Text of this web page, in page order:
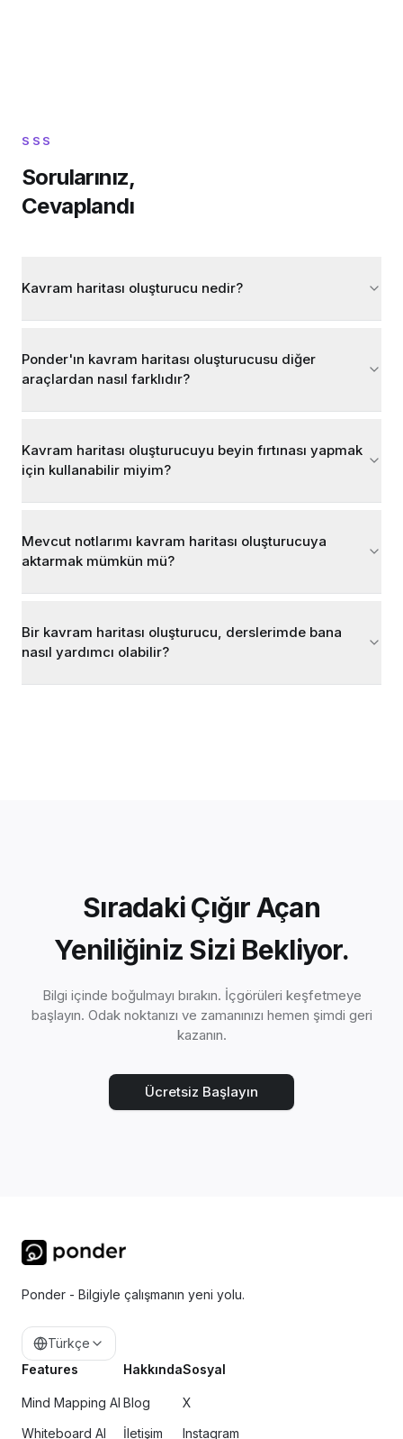
SSS
Sorularınız,
Cevaplandı
Kavram haritası oluşturucu nedir?
Ponder'ın kavram haritası oluşturucusu diğer
araçlardan nasıl farklıdır?
Kavram haritası oluşturucuyu beyin fırtınası yapmak
için kullanabilir miyim?
Mevcut notlarımı kavram haritası oluşturucuya
aktarmak mümkün mü?
Bir kavram haritası oluşturucu, derslerimde bana
nasıl yardımcı olabilir?
Sıradaki Çığır Açan
Yeniliğiniz Sizi Bekliyor.
Bilgi içinde boğulmayı bırakın. İçgörüleri keşfetmeye
başlayın. Odak noktanızı ve zamanınızı hemen şimdi geri
kazanın.
Ücretsiz Başlayın
Ponder - Bilgiyle çalışmanın yeni yolu.
Türkçe
Features
Mind Mapping AI
Whiteboard AI
Hakkında
Blog
İletişim
Sosyal
X
Instagram